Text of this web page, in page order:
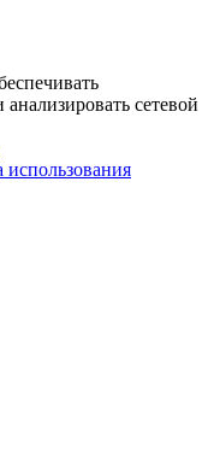
сетевой
использования